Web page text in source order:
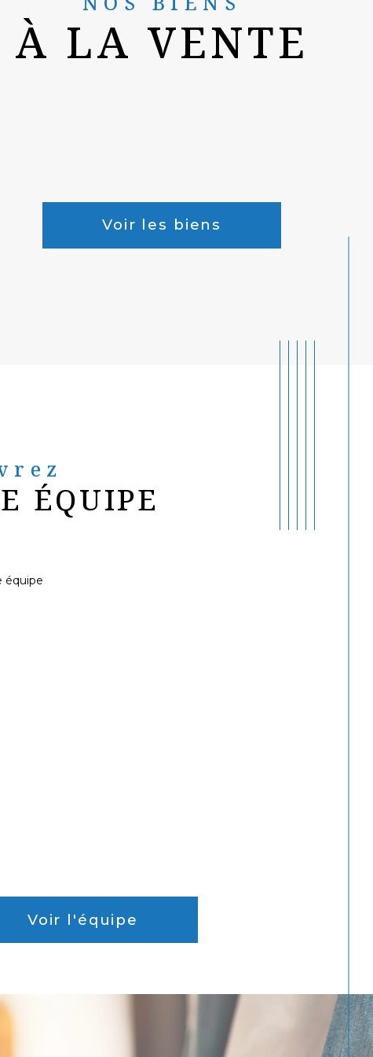
À LA VENTE
Voir les biens
ÉQUIPE
équipe
Voir l'équipe